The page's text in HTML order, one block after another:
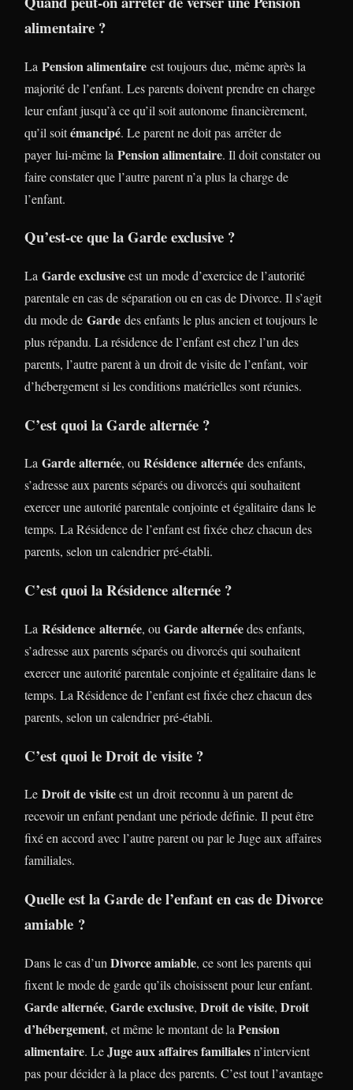
alimentaire ?
La Pension alimentaire est toujours due, même après la
majorité de l’enfant. Les parents doivent prendre en charge
leur enfant jusqu’à ce qu’il soit autonome financièrement,
qu’il soitémancipé. Le parent ne doit pas arrêter de
payer lui-même la Pension alimentaire. Il doit constater ou
faire constater que l’autre parent n’a plus la charge de
l’enfant.
Qu’est-ce que la Garde exclusive ?
La Garde exclusiveest un mode d’exercice de l’autorité
parentale en cas de séparation ou en cas de Divorce. Il s’agit
du mode de Garde des enfants le plus ancien et toujours le
plus répandu. La résidence de l’enfant est chez l’un des
parents, l’autre parent à un droit de visite de l’enfant, voir
d’hébergement si les conditions matérielles sont réunies.
C’est quoi la Garde alternée ?
La Garde alternée, ouRésidence alternée des enfants,
s’adresse aux parents séparés ou divorcés qui souhaitent
exercer une autorité parentale conjointe et égalitaire dans le
temps. La Résidence de l’enfant est fixée chez chacun des
parents, selon un calendrier pré-établi.
C’est quoi la Résidence alternée ?
La Résidence alternée, ou Garde alternéedes enfants,
s’adresse aux parents séparés ou divorcés qui souhaitent
exercer une autorité parentale conjointe et égalitaire dans le
temps. La Résidence de l’enfant est fixée chez chacun des
parents, selon un calendrier pré-établi.
C’est quoi le Droit de visite ?
Le Droit de visiteest un droit reconnu à un parent de
recevoir un enfant pendant une période définie. Il peut être
fixé en accord avec l’autre parent ou par le Juge aux affaires
familiales.
Quelle est la Garde de l’enfant en cas de Divorce
amiable ?
Dans le cas d’un Divorce amiable, ce sont les parents qui
fixent le mode de garde qu’ils choisissent pour leur enfant.
Garde alternée, Garde exclusive, Droit de visite, Droit
d’hébergement, et même le montant de la Pension
alimentaire. LeJuge aux affaires familialesn’intervient
pas pour décider à la place des parents. C’est tout l’avantage